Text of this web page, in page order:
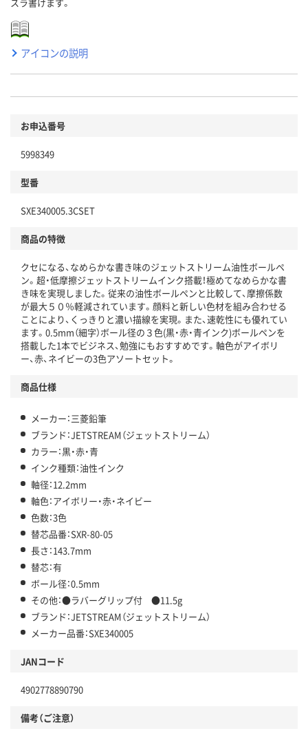
アイコンの説明
お申込番号
5998349
型番
SXE340005.3CSET
商品の特徴
クセになる、なめらかな書き味のジェットストリーム油性ボールペ
ン。超・低摩擦ジェットストリームインク搭載！極めてなめらかな書
き味を実現しました。従来の油性ボールペンと比較して、摩擦係数
が最大５０％軽減されています。顔料と新しい色材を組み合わせる
ことにより、くっきりと濃い描線を実現。また、速乾性にも優れてい
ます。0.5mm（細字）ボール径の３色(黒・赤・青インク)ボールペンを
搭載した1本でビジネス、勉強にもおすすめです。軸色がアイボリ
ー、赤、ネイビーの3色アソートセット。
商品仕様
メーカー：三菱鉛筆
ブランド：JETSTREAM（ジェットストリーム）
カラー：黒・赤・青
インク種類：油性インク
軸径：12.2mm
軸色：アイボリー・赤・ネイビー
色数：3色
替芯品番：SXR-80-05
長さ：143.7mm
替芯：有
ボール径：0.5mm
その他：●ラバーグリップ付 ●11.5g
ブランド：JETSTREAM（ジェットストリーム）
メーカー品番：SXE340005
JANコード
4902778890790
備考（ご注意）